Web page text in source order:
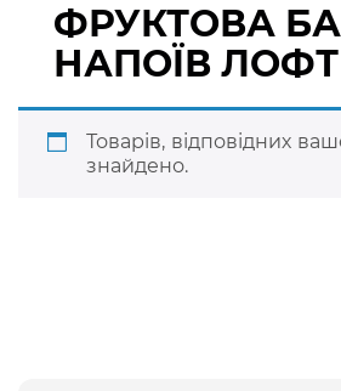
ФРУКТОВА
НАПОЇВ
Товарів, відповідних
знайдено.